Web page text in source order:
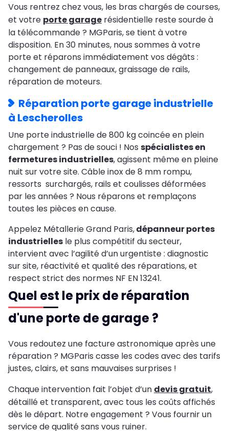
Vous rentrez chez vous, les bras chargés de courses,
et votre porte garage résidentielle reste sourde à
la télécommande ? MGParis, se tient à votre
disposition. En 30 minutes, nous sommes à votre
porte et réparons immédiatement vos dégâts :
changement de panneaux, graissage de rails,
réparation de moteurs.
Réparation porte garage industrielle
à Lescherolles
Une porte industrielle de 800 kg coincée en plein
chargement ? Pas de souci ! Nos spécialistes en
fermetures industrielles, agissent même en pleine
nuit sur votre site. Câble inox de 8 mm rompu,
ressorts surchargés, rails et coulisses déformées
par les années ? Nous réparons et remplaçons
toutes les pièces en cause.
Appelez Métallerie Grand Paris,dépanneur portes
industrielles le plus compétitif du secteur,
intervient avec l’agilité d’un urgentiste : diagnostic
sur site, réactivité et qualité des réparations, et
respect strict des normes NF EN 13241.
Quel est le prix de réparation
d'une porte de garage ?
Vous redoutez une facture astronomique après une
réparation ? MGParis casse les codes avec des tarifs
justes, clairs, et sans mauvaises surprises !
Chaque intervention fait l’objet d’un devis gratuit,
détaillé et transparent, avec tous les coûts affichés
dès le départ. Notre engagement ? Vous fournir un
service de qualité sans vous ruiner.